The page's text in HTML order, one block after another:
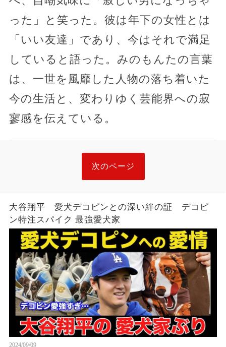
った」と笑った。彼は年下の女性とは
「いい友達」であり、今はそれで満足
していると語った。みのもんたの言葉
は、一世を風靡した人物の落ち着いた
今の生活と、変わりゆく芸能界への寂
寥感を伝えている。
次のページ
大谷翔平 愛犬デコピンとの深い絆の証 デコピ
ン特注スパイク 最強愛犬家
2024/09/09